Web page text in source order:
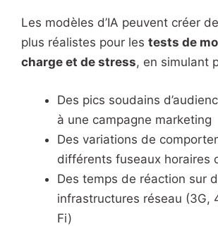
Les modèles d’IA peuvent créer
plus réalistes pour les tests de
charge et de stress, en simulant
Des pics soudains
à une campagne marketing
Des variations de
différents fuseaux horaires
Des temps de réaction sur
infrastructures réseau (3G,
Fi)